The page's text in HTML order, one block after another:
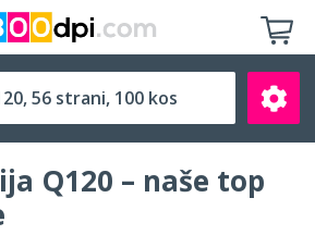
Q120 – naše top